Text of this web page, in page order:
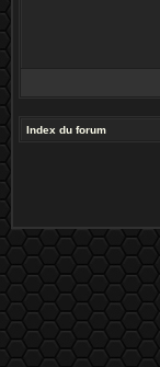
Index du forum